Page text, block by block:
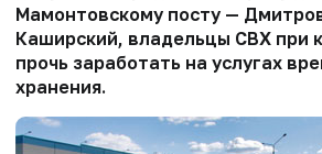
Мамонтовскому посту —
Каширский, владельцы СВХ при
прочь заработать на услугах
хранения.